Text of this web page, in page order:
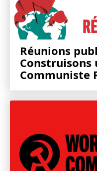
Réunions
Communiste